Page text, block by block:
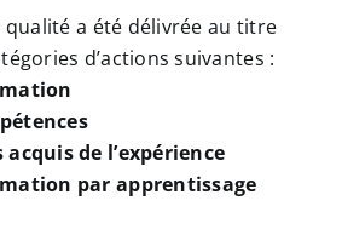
a été délivrée au titre
d’actions suivantes :
de l’expérience
par apprentissage